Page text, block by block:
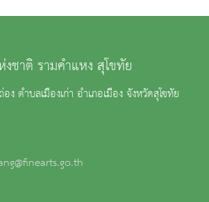
าติ รามคำแหง สุโขทัย
ตำบลเมืองเก่า อำเภอเมือง จังหวัดสุโขทัย